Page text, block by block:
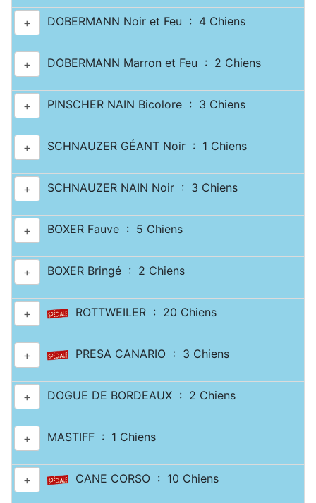
+ DOBERMANN Noir et Feu : 4 Chiens
+ DOBERMANN Marron et Feu : 2 Chiens
+ PINSCHER NAIN Bicolore : 3 Chiens
+ SCHNAUZER GÉANT Noir : 1 Chiens
+ SCHNAUZER NAIN Noir : 3 Chiens
+ BOXER Fauve : 5 Chiens
+ BOXER Bringé : 2 Chiens
+ ROTTWEILER : 20 Chiens
+ PRESA CANARIO : 3 Chiens
+ DOGUE DE BORDEAUX : 2 Chiens
+ MASTIFF : 1 Chiens
+ CANE CORSO : 10 Chiens